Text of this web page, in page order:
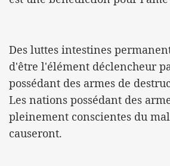
Des luttes intestines
d'être l'élément déclencheur
possédant des armes de
Les nations possédant des
pleinement conscientes du
causeront.